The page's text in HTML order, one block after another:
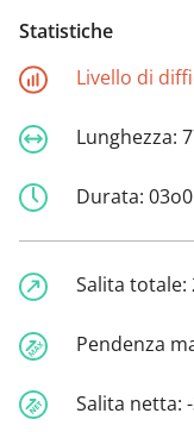
Statistiche
Livello di
Lunghezza:
Durata:
Salita totale:
Pendenza
Salita netta: